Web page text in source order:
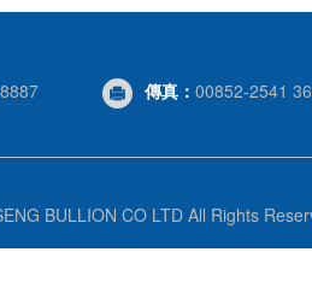
傳真： 00852-2541
BULLION CO LTD All Rights